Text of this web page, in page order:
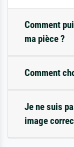
Comment
ma pièce ?
Comment
Je ne suis
image